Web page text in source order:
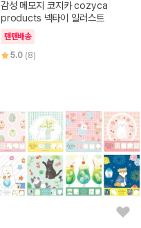
감성 메모지 코지카 cozyca
products 넥타이 일러스트
텐텐배송
5.0 (8)